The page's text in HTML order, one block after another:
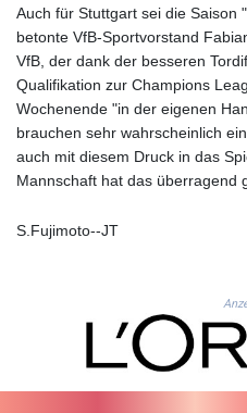
Auch für Stuttgart sei die Saison
betonte VfB-Sportvorstand
VfB, der dank der besseren
Qualifikation zur Champions
Wochenende "in der eigenen
brauchen sehr wahrscheinlich
auch mit diesem Druck in das
Mannschaft hat das überragend
S.Fujimoto--JT